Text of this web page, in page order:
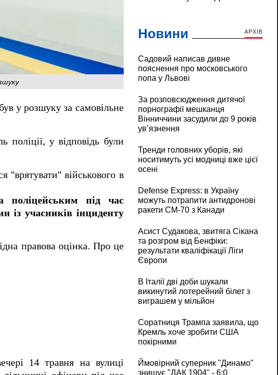
у розшуку за самовільне
поліції, у відповідь були
"врятувати" військового в
під час
із учасників інциденту
правова оцінка. Про це
14 травня на вулиці
Новини АРХІВ
Садовий написав дивне
пояснення про московського
попа у Львові
За розповсюдження дитячої
порнографії мешканця
Вінниччини засудили до 9 років
ув’язнення
Тренди головних уборів, які
носитимуть усі модниці вже цієї
осені
Defense Express: в Україну
можуть потрапити антидронові
ракети CM-70 з Канади
Асист Судакова, звитяга Сікана
та розгром від Бенфіки:
результати кваліфікації Ліги
Європи
В Італії дві доби шукали
викинутий лотерейний білет з
виграшем у мільйон
Соратниця Трампа заявила, що
Кремль хоче зробити США
покірними
Ймовірний суперник "Динамо"
знищує "ДАК 1904" - 6:0